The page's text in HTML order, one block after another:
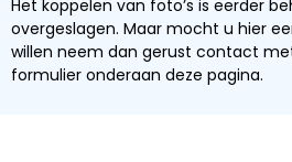
Het koppelen van foto’s is eerder
overgeslagen. Maar mocht u hier
willen neem dan gerust contact
formulier onderaan deze pagina.